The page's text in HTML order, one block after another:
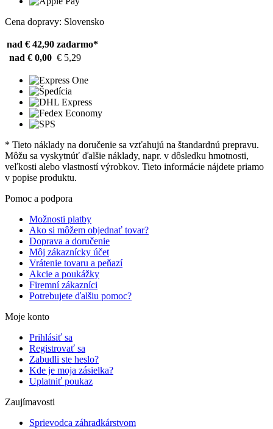
Cena dopravy: Slovensko
nad € 42,90 zadarmo*
nad € 0,00 € 5,29
* Tieto náklady na doručenie sa vzťahujú na štandardnú prepravu.
Môžu sa vyskytnúť ďalšie náklady, napr. v dôsledku hmotnosti,
veľkosti alebo vlastností výrobkov. Tieto informácie nájdete priamo
v popise produktu.
Pomoc a podpora
Možnosti platby
Ako si môžem objednať tovar?
Doprava a doručenie
Môj zákaznícky účet
Vrátenie tovaru a peňazí
Akcie a poukážky
Firemní zákazníci
Potrebujete ďalšiu pomoc?
Moje konto
Prihlásiť sa
Registrovať sa
Zabudli ste heslo?
Kde je moja zásielka?
Uplatniť poukaz
Zaujímavosti
Sprievodca záhradkárstvom